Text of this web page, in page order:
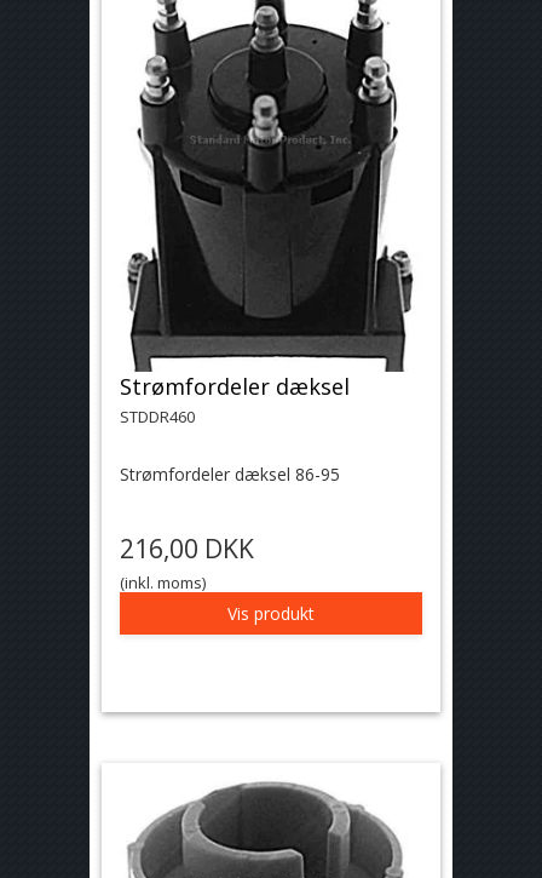
Strømfordeler dæksel
STDDR460
Strømfordeler dæksel 86-95
216,00 DKK
(inkl. moms)
Vis produkt